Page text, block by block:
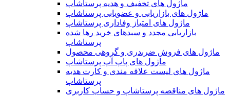
ماژول های تخفیف و هدیه پرستاشاپ
ماژول های بازاریابی و عضویابی پرستاشاپ
ماژول های امتیاز وفاداری پرستاشاپ
بازاریابی مجدد و سبدهای خرید رها شده
پرستاشاپ
ماژول های فروش ضربدری و گروهی محصول
ماژول های پاپ آپ پرستاشاپ
ماژول های لیست علاقه مندی و کارت هدیه
پرستاشاپ
ماژول های مناقصه پرستاشاپ و حساب کاربری